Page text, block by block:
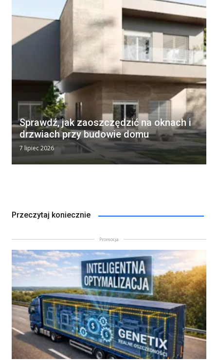
Sprawdź, jak zaoszczędzić na oknach i
drzwiach przy budowie domu
7 lipiec 2026
Przeczytaj koniecznie
Promocja